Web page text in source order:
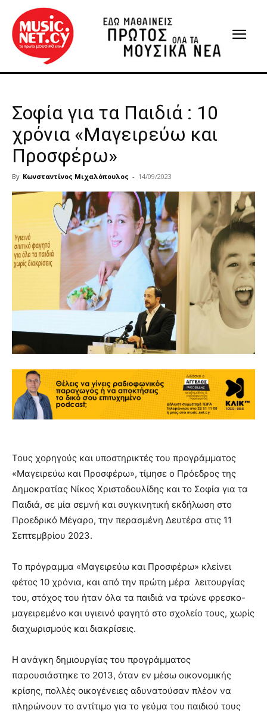
Σοφία για τα Παιδιά : 10
χρόνια «Μαγειρεύω και
Προσφέρω»
By Κωνσταντίνος Μιχαλόπουλος - 14/09/2023
Τους χορηγούς και υποστηρικτές του προγράμματος
«Μαγειρεύω και Προσφέρω», τίμησε ο Πρόεδρος της
Δημοκρατίας Νίκος Χριστοδουλίδης και το Σοφία για τα
Παιδιά, σε μία σεμνή και συγκινητική εκδήλωση στο
Προεδρικό Μέγαρο, την περασμένη Δευτέρα στις 11
Σεπτεμβρίου 2023.
Το πρόγραμμα «Μαγειρεύω και Προσφέρω» κλείνει
φέτος 10 χρόνια, και από την πρώτη μέρα λειτουργίας
του, στόχος του ήταν όλα τα παιδιά να τρώνε φρεσκο-
μαγειρεμένο και υγιεινό φαγητό στο σχολείο τους, χωρίς
διαχωρισμούς και διακρίσεις.
Η ανάγκη δημιουργίας του προγράμματος
παρουσιάστηκε το 2013, όταν εν μέσω οικονομικής
κρίσης, πολλές οικογένειες αδυνατούσαν πλέον να
πληρώνουν το αντίτιμο για το γεύμα του παιδιού τους